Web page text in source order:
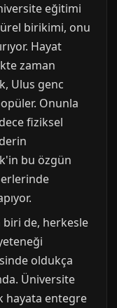
eğitimi
birikimi, onu
Hayat
zaman
Ulus genc
Onunla
fiziksel
bu özgün
de, herkesle
oldukça
Üniversite
hayata entegre